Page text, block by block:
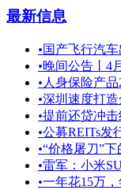
最新信息
•国产飞行汽
•晚间公告丨4
• 人身保险产品
•深圳速度打
•提前还贷冲
•公募REITs发
•“价格屠刀”
•雷军：小米
•一年花15万